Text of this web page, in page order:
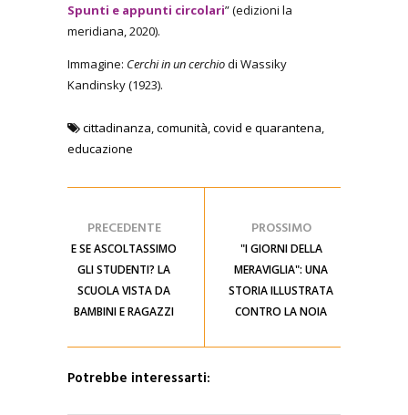
Spunti e appunti circolari” (edizioni la
meridiana, 2020).
Immagine: Cerchi in un cerchiodi Wassiky
Kandinsky (1923).
cittadinanza,comunità,covid e quarantena,
educazione
PRECEDENTE
E SE ASCOLTASSIMO
GLI STUDENTI? LA
SCUOLA VISTA DA
BAMBINI E RAGAZZI
PROSSIMO
"I GIORNI DELLA
MERAVIGLIA": UNA
STORIA ILLUSTRATA
CONTRO LA NOIA
Potrebbe interessarti: